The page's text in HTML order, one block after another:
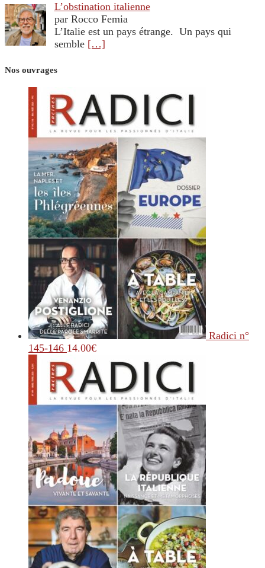
L’obstination italienne
par Rocco Femia
L’Italie est un pays étrange. Un pays qui
semble […]
Nos ouvrages
Radici n°
145-146 14.00€